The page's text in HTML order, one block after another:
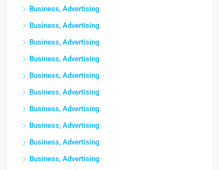
Business, Advertising
Business, Advertising
Business, Advertising
Business, Advertising
Business, Advertising
Business, Advertising
Business, Advertising
Business, Advertising
Business, Advertising
Business, Advertising